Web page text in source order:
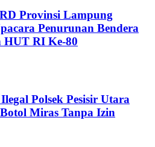
Provinsi Lampung
Penurunan Bendera
HUT RI Ke-80
Polsek Pesisir Utara
Miras Tanpa Izin